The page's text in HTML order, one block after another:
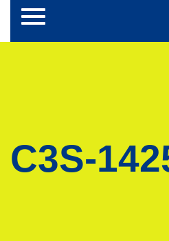
Toggle navigation
C3S-